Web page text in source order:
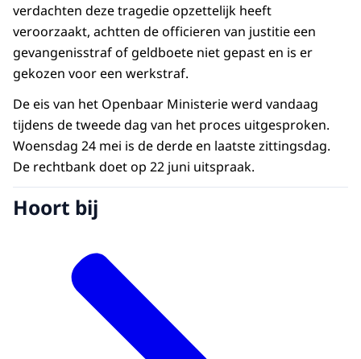
verdachten deze tragedie opzettelijk heeft
veroorzaakt, achtten de officieren van justitie een
gevangenisstraf of geldboete niet gepast en is er
gekozen voor een werkstraf.
De eis van het Openbaar Ministerie werd vandaag
tijdens de tweede dag van het proces uitgesproken.
Woensdag 24 mei is de derde en laatste zittingsdag.
De rechtbank doet op 22 juni uitspraak.
Hoort bij